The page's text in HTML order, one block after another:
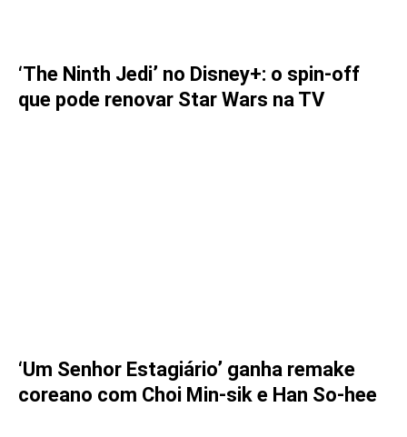
‘The Ninth Jedi’ no Disney+: o spin-off
que pode renovar Star Wars na TV
‘Um Senhor Estagiário’ ganha remake
coreano com Choi Min-sik e Han So-hee